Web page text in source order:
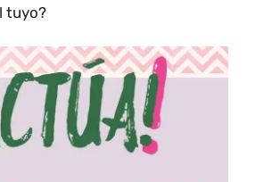
tuyo?